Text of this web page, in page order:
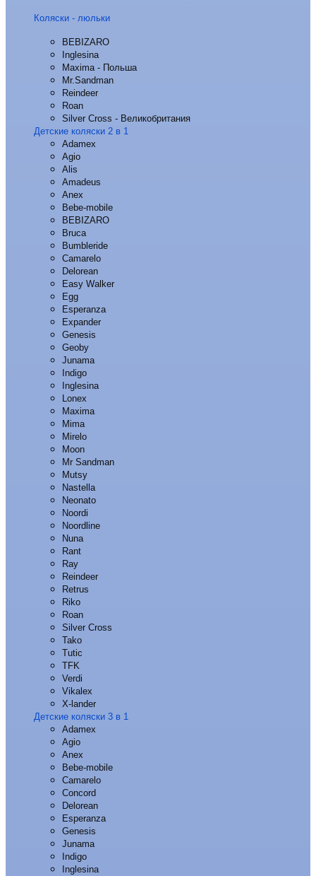
Коляски - люльки
BEBIZARO
Inglesina
Maxima - Польша
Mr.Sandman
Reindeer
Roan
Silver Cross - Великобритания
Детские коляски 2 в 1
Adamex
Agio
Alis
Amadeus
Anex
Bebe-mobile
BEBIZARO
Bruca
Bumbleride
Camarelo
Delorean
Easy Walker
Egg
Esperanza
Expander
Genesis
Geoby
Junama
Indigo
Inglesina
Lonex
Maxima
Mima
Mirelo
Moon
Mr Sandman
Mutsy
Nastella
Neonato
Noordi
Noordline
Nuna
Rant
Ray
Reindeer
Retrus
Riko
Roan
Silver Cross
Tako
Tutic
TFK
Verdi
Vikalex
X-lander
Детские коляски 3 в 1
Adamex
Agio
Anex
Bebe-mobile
Camarelo
Concord
Delorean
Esperanza
Genesis
Junama
Indigo
Inglesina